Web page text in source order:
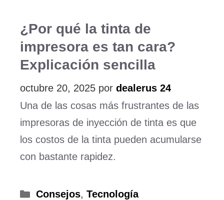
¿Por qué la tinta de
impresora es tan cara?
Explicación sencilla
octubre 20, 2025 por dealerus 24
Una de las cosas más frustrantes de las
impresoras de inyección de tinta es que
los costos de la tinta pueden acumularse
con bastante rapidez.
Categorías
Consejos, Tecnología